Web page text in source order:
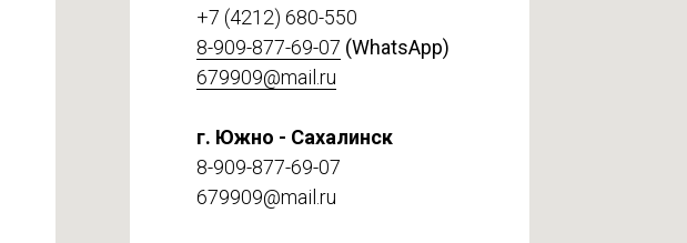
+7 (4212) 680-550
8-909-877-69-07 (WhatsApp)
679909@mail.ru
г. Южно - Сахалинск
8-909-877-69-07
679909@mail.ru